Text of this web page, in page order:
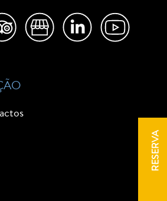
RESERVA